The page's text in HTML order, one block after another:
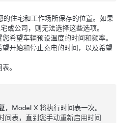
的住宅和工作场所保存的位置。如果
或公司，则无法选择这些选项。
您希望车辆预设温度的时间和频率。
望开始和停止充电的时间，以及希望
。
， Model X 将执行时间表一次。
间表，直到您手动重新启用时间